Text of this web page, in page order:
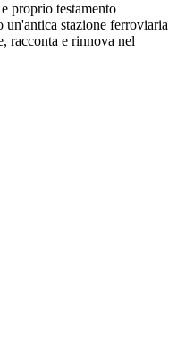
proprio testamento
un'antica stazione ferroviaria
racconta e rinnova nel